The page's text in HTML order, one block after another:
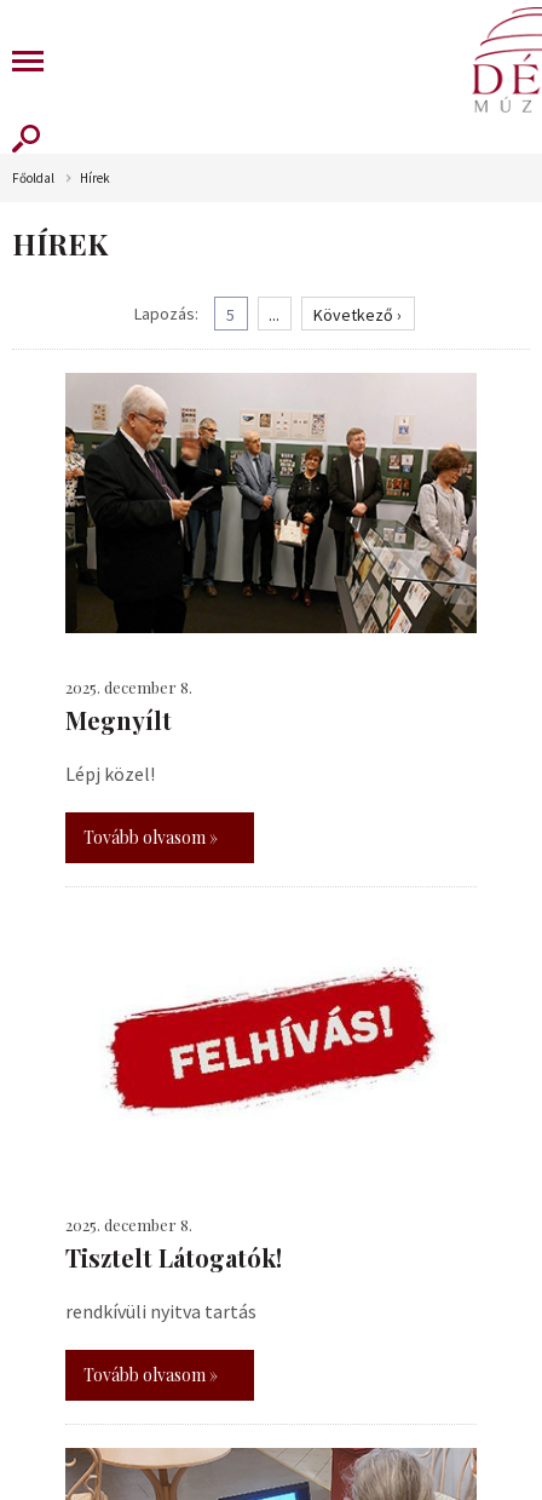
Főoldal Hírek
HÍREK
Lapozás: 5 ... Következő ›
2025. december 8.
Megnyílt
Lépj közel!
Tovább olvasom »
2025. december 8.
Tisztelt Látogatók!
rendkívüli nyitva tartás
Tovább olvasom »